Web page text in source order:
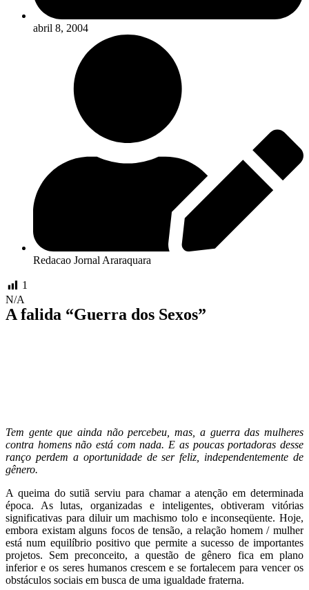
abril 8, 2004
Redacao Jornal Araraquara
1
N/A
A falida “Guerra dos Sexos”
Tem gente que ainda não percebeu, mas, a guerra das mulheres
contra homens não está com nada. E as poucas portadoras desse
ranço perdem a oportunidade de ser feliz, independentemente de
gênero.
A queima do sutiã serviu para chamar a atenção em determinada
época. As lutas, organizadas e inteligentes, obtiveram vitórias
significativas para diluir um machismo tolo e inconseqüente. Hoje,
embora existam alguns focos de tensão, a relação homem / mulher
está num equilíbrio positivo que permite a sucesso de importantes
projetos. Sem preconceito, a questão de gênero fica em plano
inferior e os seres humanos crescem e se fortalecem para vencer os
obstáculos sociais em busca de uma igualdade fraterna.